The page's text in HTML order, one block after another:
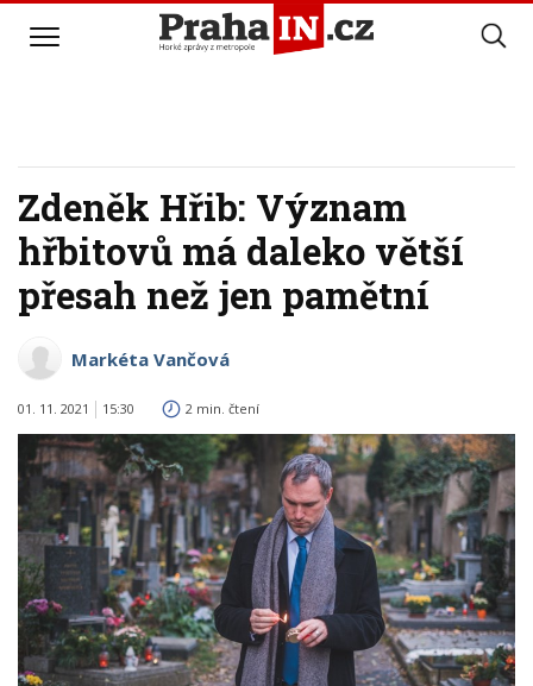
Zdeněk Hřib: Význam
hřbitovů má daleko větší
přesah než jen pamětní
Markéta Vančová
01. 11. 2021 15:30 2 min. čtení